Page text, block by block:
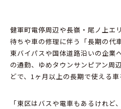
健軍町電停周辺や長嶺・尾ノ上エ
待ちや車の修理に伴う「長期の代
東バイパス や国体道路沿いの企業
の通勤、
ゆめタウンサンピアン周辺
どで、 1ヶ月以上の長期で使える車
「東区はバスや電車もあるけれど、